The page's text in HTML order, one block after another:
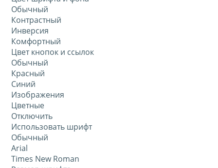
Обычный
Контрастный
Инверсия
Комфортный
Цвет кнопок и ссылок
Обычный
Красный
Синий
Изображения
Цветные
Отключить
Использовать шрифт
Обычный
Arial
Times New Roman